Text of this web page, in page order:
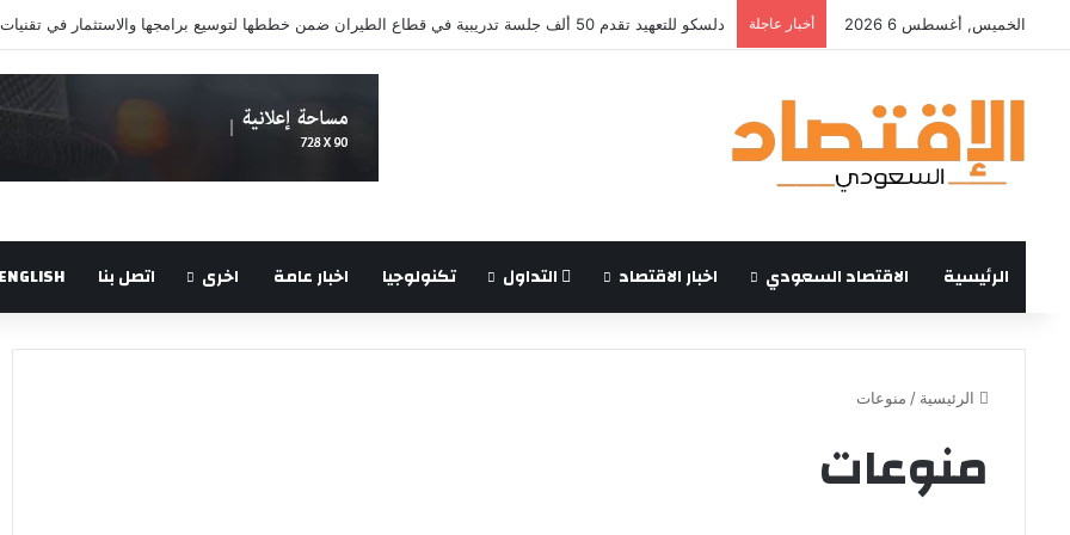
الخميس, أغسطس 6 2026 أخبار عاجلة دلسكو للتعهيد تقدم 50 ألف جلسة تدريبية في قطاع الطيران ضمن خططها لتوسيع برامجها والاستثمار في تقنيات تدريب القوى العاملة
الرئيسية الاقتصاد السعودي اخبار الاقتصاد التداول تكنولوجيا اخبار عامة اخرى اتصل بنا ENGLISH
الرئيسية / منوعات
منوعات